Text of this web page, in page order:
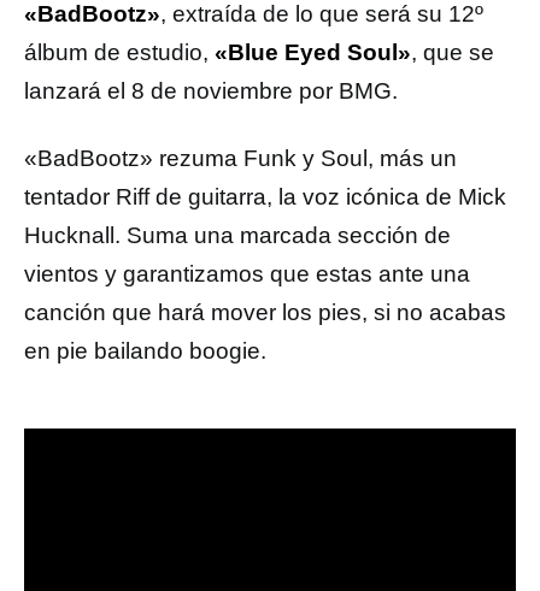
«BadBootz», extraída de lo que será su 12º
álbum de estudio, «Blue Eyed Soul», que se
lanzará el 8 de noviembre por BMG.
«BadBootz» rezuma Funk y Soul, más un
tentador Riff de guitarra, la voz icónica de Mick
Hucknall. Suma una marcada sección de
vientos y garantizamos que estas ante una
canción que hará mover los pies, si no acabas
en pie bailando boogie.